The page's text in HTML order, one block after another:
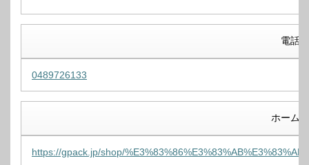
電話
0489726133
ホーム
https://gpack.jp/shop/